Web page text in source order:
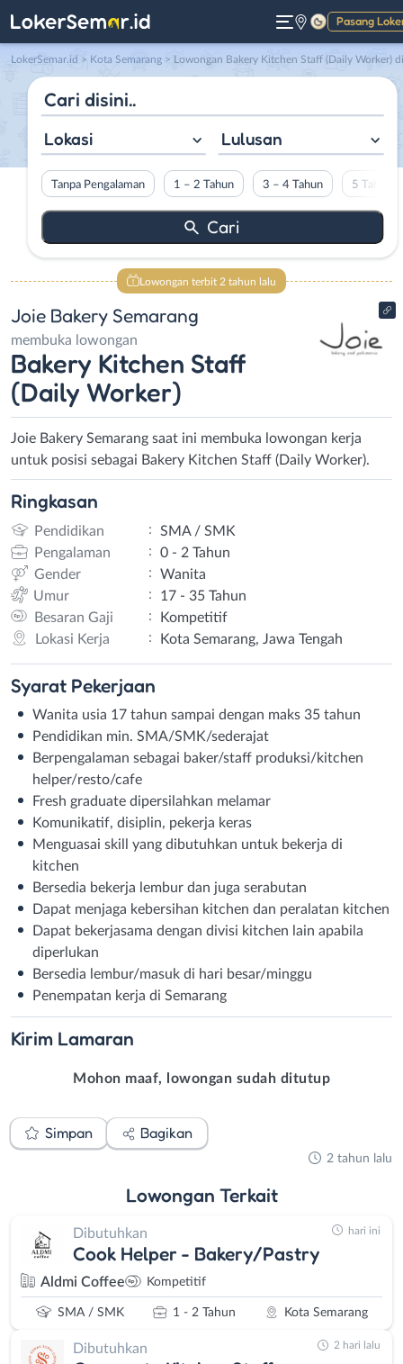
Pasang
Gelap
LokerSemar.id > Kota Semarang > Lowongan Bakery Kitchen Staff (Daily Worker) di Joie Bakery Semarang
Lokasi Lulusan
Tanpa Pengalaman 1 – 2 Tahun 3 – 4 Tahun 5 Tahun
Lowongan terbit 2 tahun lalu
Joie Bakery Semarang
membuka lowongan
Bakery Kitchen Staff
(Daily Worker)
Joie Bakery Semarang saat ini membuka lowongan kerja
untuk posisi sebagai Bakery Kitchen Staff (Daily Worker).
Ringkasan
Pendidikan :
SMA / SMK
Pengalaman
:
0 - 2 Tahun
Gender
:
Wanita
Umur
:
17 - 35 Tahun
Besaran Gaji
:
Kompetitif
Lokasi Kerja
: Kota Semarang, Jawa Tengah
Syarat Pekerjaan
Wanita usia 17 tahun sampai dengan maks 35 tahun
Pendidikan min. SMA/SMK/sederajat
Berpengalaman sebagai baker/staff produksi/kitchen
helper/resto/cafe
Fresh graduate dipersilahkan melamar
Komunikatif, disiplin, pekerja keras
Menguasai skill yang dibutuhkan untuk bekerja di
kitchen
Bersedia bekerja lembur dan juga serabutan
Dapat menjaga kebersihan kitchen dan peralatan kitchen
Dapat bekerjasama dengan divisi kitchen lain apabila
diperlukan
Bersedia lembur/masuk di hari besar/minggu
Penempatan kerja di Semarang
Kirim Lamaran
Mohon maaf, lowongan sudah ditutup
Simpan Bagikan
2 tahun lalu
Lowongan Terkait
Dibutuhkan
Cook Helper - Bakery/Pastry
Aldmi Coffee Kompetitif
SMA / SMK 1 - 2 Tahun Kota Semarang
hari ini
Dibutuhkan 2 hari lalu